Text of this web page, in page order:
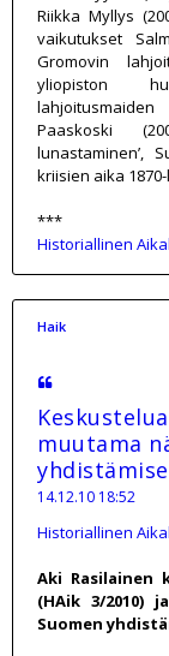
Riikka Myllys
vaikutukset
Gromovin
yliopiston
Paaskoski
lunastaminen’,
kriisien aika
***
Historiallinen
Haik
muutama
14.12.10 18:52
Historiallinen
Aki Rasilainen
(HAik 3/2010)
Suomen